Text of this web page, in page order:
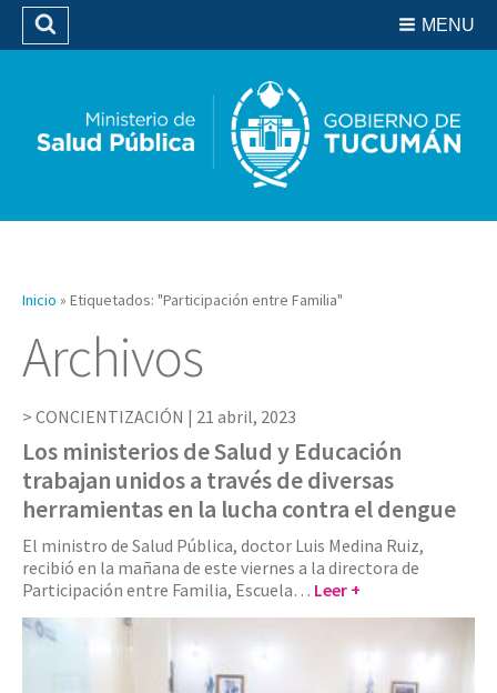
Biblioteca
MENU
Buscar
Inicio » Etiquetados: "Participación entre Familia"
Archivos
CONCIENTIZACIÓN | 21 abril, 2023
Los ministerios de Salud y Educación
trabajan unidos a través de diversas
herramientas en la lucha contra el dengue
El ministro de Salud Pública, doctor Luis Medina Ruiz,
recibió en la mañana de este viernes a la directora de
Participación entre Familia, Escuela… Leer +